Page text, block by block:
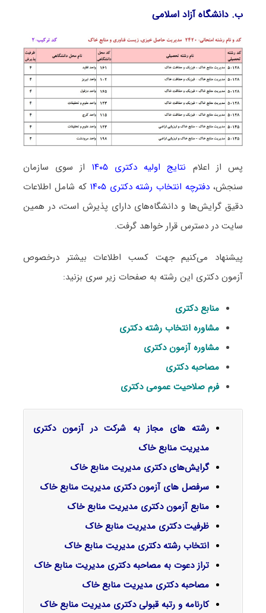
ب. دانشگاه آزاد اﺳﻼمی
پس از اعلام نتایج اولیه دکتری ۱۴۰۵
از سوی سازمان
سنجش، دفترچه انتخاب رشته دکتری ۱۴۰۵
که شامل اطلاعات
دقیق گرایش‌ها و دانشگاه‌های دارای پذیرش است، در همین
سایت در دسترس قرار خواهد گرفت.
پیشنهاد می‌کنیم جهت کسب اطلاعات بیشتر درخصوص
آزمون دکتری این رشته به صفحات زیر سری بزنید:
منابع دکتری
مشاوره انتخاب رشته دکتری
مشاوره آزمون دکتری
مصاحبه دکتری
فرم صلاحیت عمومی دکتری
رشته های مجاز به شرکت در آزمون دکتری
مدیریت منابع خاک
گرایش‌های دکتری مدیریت ﻣﻨﺎﺑﻊ ﺧﺎک
سرفصل‌ های آزمون دکتری مدیریت منابع خاک
منابع آزمون دکتری مدیریت منابع خاک
ظرفیت دکتری مدیریت منابع خاک
انتخاب رشته دکتری مدیریت منابع خاک
تراز دعوت به مصاحبه دکتری مدیریت منابع خاک
مصاحبه دکتری مدیریت منابع خاک
کارنامه و رتبه قبولی دکتری مدیریت منابع خاک